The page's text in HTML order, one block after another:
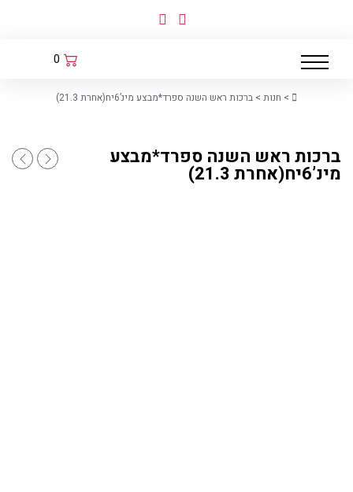
0
Home
> חנות > ברכות ראש השנה ספרד*מבצע מינ’6יח(אחרת 21.3)
ברכות ראש השנה ספרד*מבצע
מינ’6יח(אחרת 21.3) ברכות 30.8מזמור לתודה זכוכית מט 30X40סמ